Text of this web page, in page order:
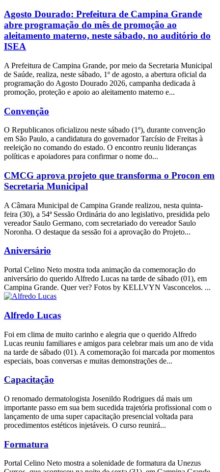
Agosto Dourado: Prefeitura de Campina Grande
abre programação do mês de promoção ao
aleitamento materno, neste sábado, no auditório do
ISEA
A Prefeitura de Campina Grande, por meio da Secretaria Municipal
de Saúde, realiza, neste sábado, 1º de agosto, a abertura oficial da
programação do Agosto Dourado 2026, campanha dedicada à
promoção, proteção e apoio ao aleitamento materno e...
Convenção
O Republicanos oficializou neste sábado (1º), durante convenção
em São Paulo, a candidatura do governador Tarcísio de Freitas à
reeleição no comando do estado. O encontro reuniu lideranças
políticas e apoiadores para confirmar o nome do...
CMCG aprova projeto que transforma o Procon em
Secretaria Municipal
A Câmara Municipal de Campina Grande realizou, nesta quinta-
feira (30), a 54ª Sessão Ordinária do ano legislativo, presidida pelo
vereador Saulo Germano, com secretariado do vereador Saulo
Noronha. O destaque da sessão foi a aprovação do Projeto...
Aniversário
Portal Celino Neto mostra toda animação da comemoração do
aniversário do querido Alfredo Lucas na tarde de sábado (01), em
Campina Grande. Quer ver? Fotos by KELLVYN Vasconcelos. ...
Alfredo Lucas
Foi em clima de muito carinho e alegria que o querido Alfredo
Lucas reuniu familiares e amigos para celebrar mais um ano de vida
na tarde de sábado (01). A comemoração foi marcada por momentos
especiais, boas conversas e muitas demonstrações de...
Capacitação
O renomado dermatologista Josenildo Rodrigues dá mais um
importante passo em sua bem sucedida trajetória profissional com o
lançamento de uma super capacitação presencial voltada para
procedimentos estéticos injetáveis. O curso reunirá...
Formatura
Portal Celino Neto mostra a solenidade de formatura da Unezus